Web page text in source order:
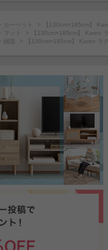
カーペット
【130cm×185cm】
マット
【130cm×185cm】 Karen
絨毯 【130cm×185cm】 Karen ラ